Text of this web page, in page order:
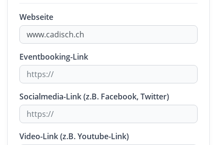
Webseite
Eventbooking-Link
Socialmedia-Link (z.B. Facebook, Twitter)
Video-Link (z.B. Youtube-Link)